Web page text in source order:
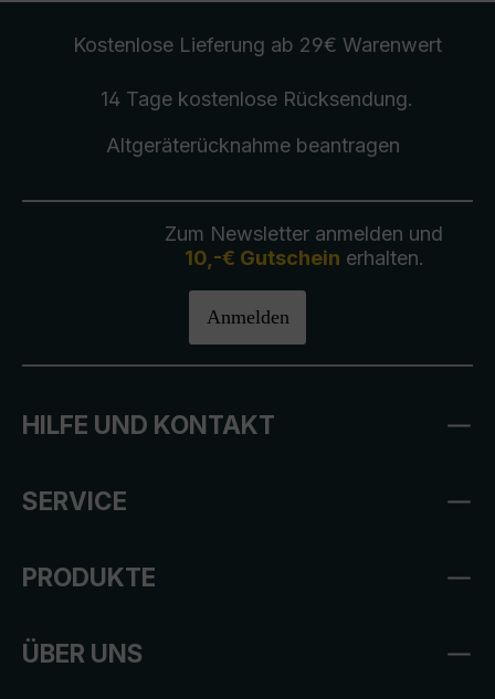
Kostenlose Lieferung ab 29€ Warenwert
14 Tage kostenlose Rücksendung.
Altgeräterücknahmebeantragen
Zum Newsletter anmelden und
10,-€ Gutschein erhalten.
Anmelden
HILFE UND KONTAKT
SERVICE
PRODUKTE
ÜBER UNS